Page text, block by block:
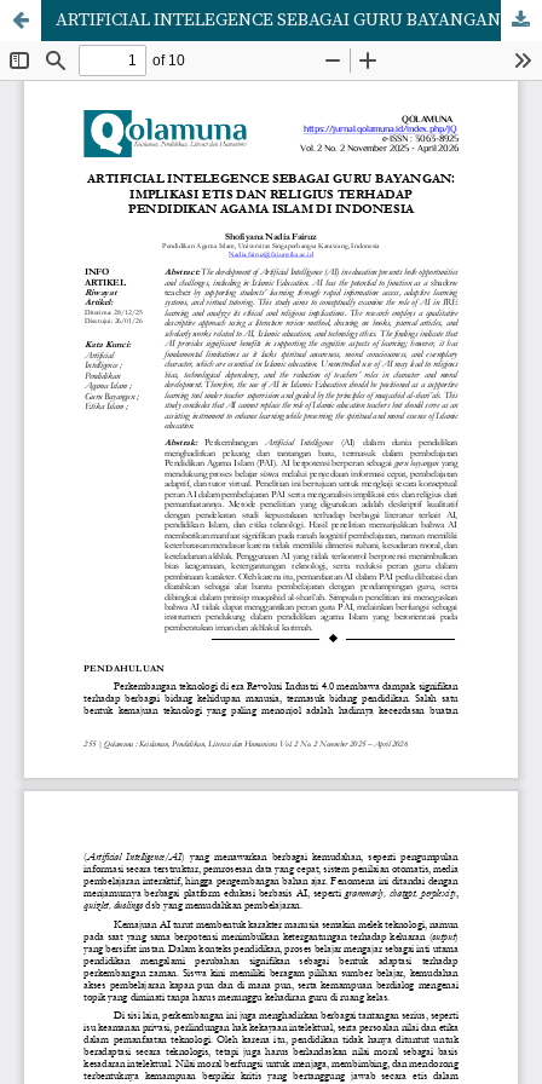
ARTIFICIAL INTELEGENCE SEBAGAI GURU BAYANGAN: IMPLIKASI ETIS DAN RELIGIUS TERHADAP PENDIDIKAN AGAMA ISLAM DI INDONESIA